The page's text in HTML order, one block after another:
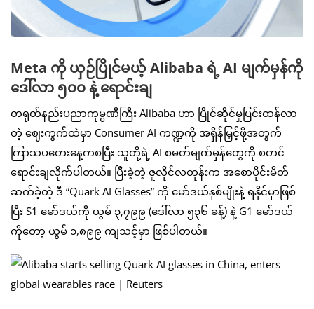
Meta ကို ယှဉ်ပြိုင်မယ့် Alibaba ရဲ့ AI မျက်မှန်ကို
ဒေါ်လာ ၅၀၀ နဲ့ ရောင်းချ
တရုတ်နည်းပညာကုမ္ပဏီကြီး Alibaba ဟာ ပြိုင်ဆိုင်မှုပြင်းထန်လာ
တဲ့ ဈေးကွက်ထဲမှာ Consumer AI ကဏ္ဍကို အရှိန်မြှင့်ဖို့အတွက်
ကြာသပတေးနေ့ကစပြီး သူတို့ရဲ့ AI စမတ်မျက်မှန်တွေကို စတင်
ရောင်းချလိုက်ပါတယ်။ ပြီးခဲ့တဲ့ ဇူလိုင်လတုန်းက အစောပိုင်းမိတ်
ဆက်ခဲ့တဲ့ ဒီ “Quark AI Glasses” ကို မော်ဒယ်နှစ်မျိုးနဲ့ ရနိုင်မှာဖြစ်
ပြီး S1 မော်ဒယ်ကို ယွမ် ၃,၇၉၉ (ဒေါ်လာ ၅၃၆ ခန့်) နဲ့ G1 မော်ဒယ်
ကိုတော့ ယွမ် ၁,၈၉၉ ကျသင့်မှာ ဖြစ်ပါတယ်။